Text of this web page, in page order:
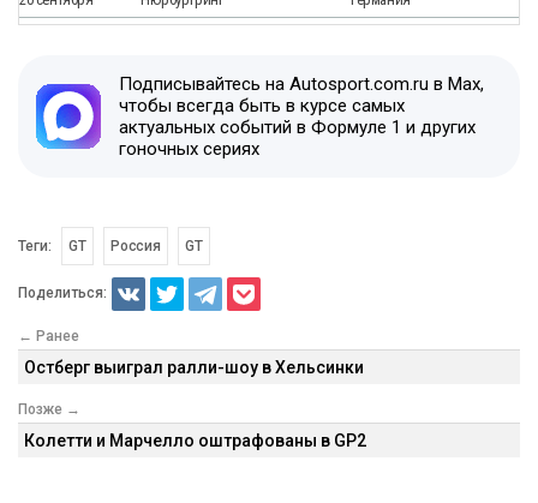
Подписывайтесь на Autosport.com.ru в Max,
чтобы всегда быть в курсе самых
актуальных событий в Формуле 1 и других
гоночных сериях
Теги: GT Россия GT
Поделиться:
← Ранее
Остберг выиграл ралли-шоу в Хельсинки
Позже →
Колетти и Марчелло оштрафованы в GP2